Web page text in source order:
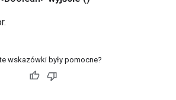
wskazówki były pomocne?